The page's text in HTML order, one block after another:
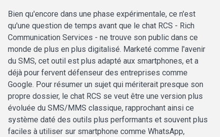
Bien qu'encore dans une phase expérimentale, ce n'est
qu'une question de temps avant que le chat RCS - Rich
Communication Services - ne trouve son public dans ce
monde de plus en plus digitalisé. Marketé comme l'avenir
du SMS, cet outil est plus adapté aux smartphones, et a
déjà pour fervent défenseur des entreprises comme
Google. Pour résumer un sujet qui mériterait presque son
propre dossier, le chat RCS se veut être une version plus
évoluée du SMS/MMS classique, rapprochant ainsi ce
système daté des outils plus performants et souvent plus
faciles à utiliser sur smartphone comme WhatsApp,